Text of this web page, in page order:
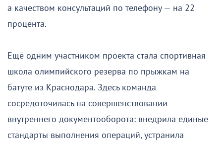
а качеством консультаций по телефону — на 22
процента.
Ещё одним участником проекта стала спортивная
школа олимпийского резерва по прыжкам на
батуте из Краснодара. Здесь команда
сосредоточилась на совершенствовании
внутреннего документооборота: внедрила единые
стандарты выполнения операций, устранила